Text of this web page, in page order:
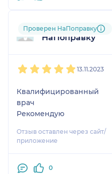
Пользователь
НаПоправку
Проверен НаПоправку
13.11.2023
Квалифицированный
врач
Рекомендую
Отзыв оставлен через сайт/
приложение
0